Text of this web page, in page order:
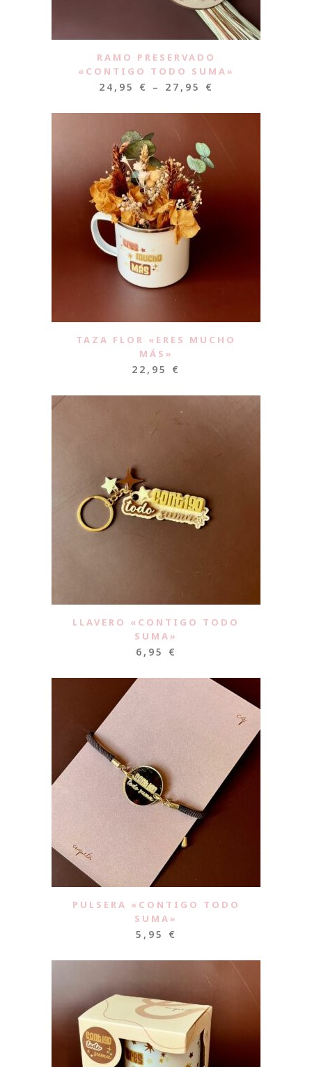
RAMO PRESERVADO
«CONTIGO TODO SUMA»
24,95 € – 27,95 €
TAZA FLOR «ERES MUCHO
MÁS»
22,95 €
LLAVERO «CONTIGO TODO
SUMA»
6,95 €
PULSERA «CONTIGO TODO
SUMA»
5,95 €